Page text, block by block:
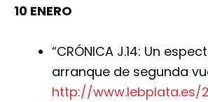
10 ENERO
“CRÓNICA J.14: Un
arranque de segunda
http://www.lebplata.es/